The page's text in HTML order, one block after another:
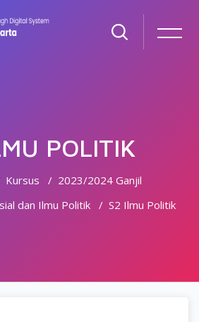
POLITIK
Kursus
2023/2024 Ganjil
dan Ilmu Politik
S2 Ilmu Politik